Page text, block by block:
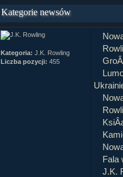
Kategorie newsów
Kategoria: J.K. Rowling
Liczba pozycji: 455
Fala
J.K.